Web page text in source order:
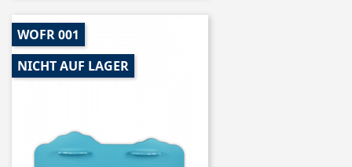
WOFR 001
NICHT AUF LAGER